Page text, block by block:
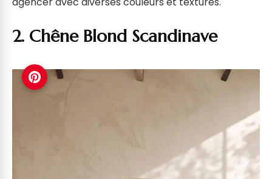
2. Chêne Blond Scandinave